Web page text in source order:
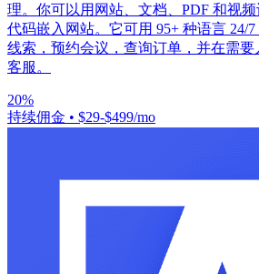
理。你可以用网站、文档、PDF 和视
代码嵌入网站。它可用 95+ 种语言 24/
线索，预约会议，查询订单，并在需要
客服。
20%
持续佣金 • $29-$499/mo